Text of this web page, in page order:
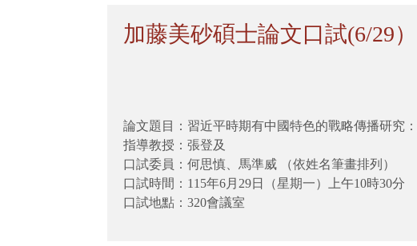
加藤美砂碩士論文口試(6/29）
論文題目：習近平時期有中國特色的戰略傳播研究：
指導教授：張登及
口試委員：何思慎、馬準威 （依姓名筆畫排列）
口試時間：115年6月29日（星期一）上午10時30分
口試地點：320會議室